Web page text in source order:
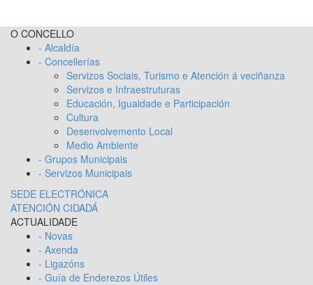
O CONCELLO
- Alcaldía
- Concellerías
Servizos Sociais, Turismo e Atención á veciñanza
Servizos e Infraestruturas
Educación, Igualdade e Participación
Cultura
Desenvolvemento Local
Medio Ambiente
- Grupos Municipais
- Servizos Municipais
SEDE ELECTRÓNICA
ATENCIÓN CIDADÁ
ACTUALIDADE
- Novas
- Axenda
- Ligazóns
- Guía de Enderezos Útiles